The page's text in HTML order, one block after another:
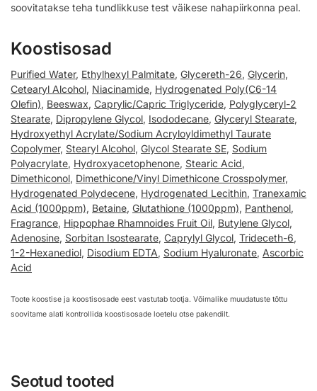
soovitatakse teha tundlikkuse test väikese nahapiirkonna peal.
Koostisosad
Purified Water, Ethylhexyl Palmitate, Glycereth-26, Glycerin,
Cetearyl Alcohol, Niacinamide, Hydrogenated Poly(C6-14
Olefin), Beeswax, Caprylic/Capric Triglyceride, Polyglyceryl-2
Stearate, Dipropylene Glycol, Isododecane, Glyceryl Stearate,
Hydroxyethyl Acrylate/Sodium Acryloyldimethyl Taurate
Copolymer, Stearyl Alcohol, Glycol Stearate SE, Sodium
Polyacrylate, Hydroxyacetophenone, Stearic Acid,
Dimethiconol, Dimethicone/Vinyl Dimethicone Crosspolymer,
Hydrogenated Polydecene, Hydrogenated Lecithin, Tranexamic
Acid (1000ppm), Betaine, Glutathione (1000ppm), Panthenol,
Fragrance, Hippophae Rhamnoides Fruit Oil, Butylene Glycol,
Adenosine, Sorbitan Isostearate, Caprylyl Glycol, Trideceth-6,
1-2-Hexanediol, Disodium EDTA, Sodium Hyaluronate, Ascorbic
Acid
Toote koostise ja koostisosade eest vastutab tootja. Võimalike muudatuste tõttu
soovitame alati kontrollida koostisosade loetelu otse pakendilt.
Seotud tooted